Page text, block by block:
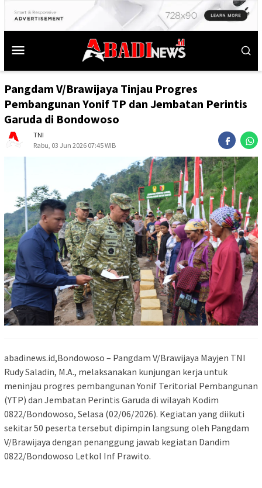
Pangdam V/Brawijaya Tinjau Progres
Pembangunan Yonif TP dan Jembatan Perintis
Garuda di Bondowoso
TNI
Rabu, 03 Jun 2026 07:45 WIB
abadinews.id,Bondowoso – Pangdam V/Brawijaya Mayjen TNI
Rudy Saladin, M.A., melaksanakan kunjungan kerja untuk
meninjau progres pembangunan Yonif Teritorial Pembangunan
(YTP) dan Jembatan Perintis Garuda di wilayah Kodim
0822/Bondowoso, Selasa (02/06/2026). Kegiatan yang diikuti
sekitar 50 peserta tersebut dipimpin langsung oleh Pangdam
V/Brawijaya dengan penanggung jawab kegiatan Dandim
0822/Bondowoso Letkol Inf Prawito.